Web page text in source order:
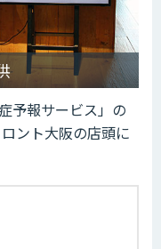
予報サービス」の
ント大阪の店頭に